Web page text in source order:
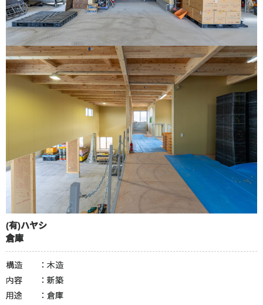
(有)ハヤシ
倉庫
構造 ：木造
内容 ：新築
用途 ：倉庫